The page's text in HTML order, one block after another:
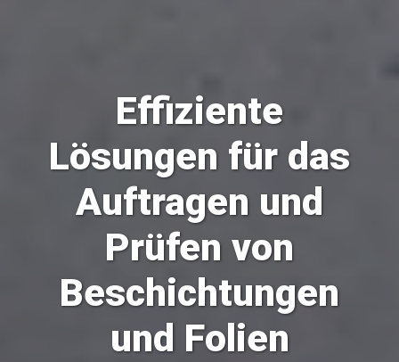
Effiziente
Lösungen für das
Auftragen und
Prüfen von
Beschichtungen
und Folien